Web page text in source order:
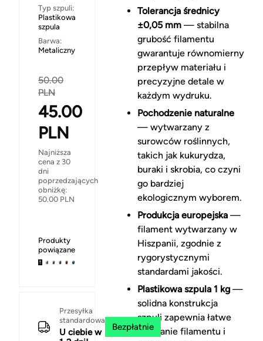
Typ szpuli:
Plastikowa
szpula
Barwa:
Metaliczny
50.00
PLN
45.00
PLN
Najniższa
cena z 30
dni
poprzedzających
obniżkę:
50.00 PLN
Produkty
powiązane
Przesyłka
standardowa
U ciebie w
Bezpłatnie
Tolerancja średnicy
±0,05 mm— stabilna
grubość filamentu
gwarantuje równomierny
przepływ materiału i
precyzyjne detale w
każdym wydruku.
Pochodzenie naturalne
— wytwarzany z
surowców roślinnych,
takich jak kukurydza,
buraki i skrobia, co czyni
go bardziej
ekologicznym wyborem.
Produkcja europejska—
filament wytwarzany w
Hiszpanii, zgodnie z
rygorystycznymi
standardami jakości.
Plastikowa szpula 1 kg—
solidna konstrukcja
szpuli zapewnia łatwe
odwijanie filamentu i